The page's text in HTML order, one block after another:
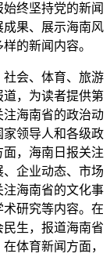
终坚持党的新闻
果、展示海南风
的新闻内容。
会、体育、旅游
，为读者提供第
海南省的政治动
领导人和各级政
，海南日报关注
企业动态、市场
海南省的文化事
研究等内容。在
生，报道海南省
体育新闻方面，